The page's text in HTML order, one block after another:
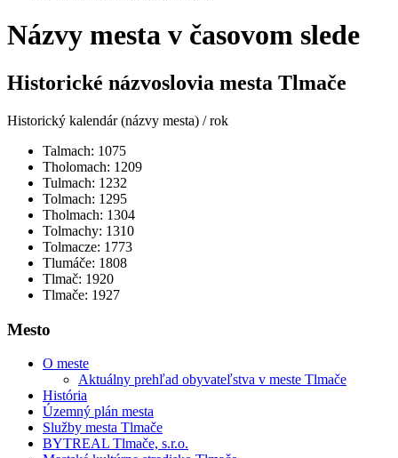
Názvy mesta v časovom slede
Historické názvoslovia mesta Tlmače
Historický kalendár (názvy mesta) / rok
Talmach: 1075
Tholomach: 1209
Tulmach: 1232
Tolmach: 1295
Tholmach: 1304
Tolmachy: 1310
Tolmacze: 1773
Tlumáče: 1808
Tlmač: 1920
Tlmače: 1927
Mesto
O meste
Aktuálny prehľad obyvateľstva v meste Tlmače
História
Územný plán mesta
Služby mesta Tlmače
BYTREAL Tlmače, s.r.o.